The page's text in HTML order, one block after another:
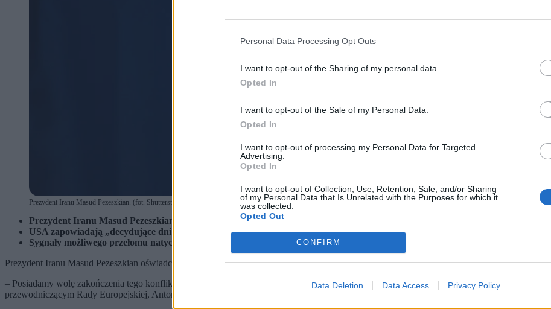
Personal Data Processing Opt Outs
I want to opt-out of the Sharing of my personal data.
Opted In
I want to opt-out of the Sale of my Personal Data.
Opted In
I want to opt-out of processing my Personal Data for Targeted
Advertising.
Opted In
I want to opt-out of Collection, Use, Retention, Sale, and/or Sharing
of my Personal Data that Is Unrelated with the Purposes for which it
was collected.
Opted Out
CONFIRM
Data Deletion Data Access Privacy Policy
Prezydent Iranu Masud Pezeszkian. (fot. Shutterstock)
Prezydent Iranu Masud Pezeszkian zadeklarował gotowość zakończenia wojny, ale uzależnił to od gwarancji bezpieczeństwa.
USA zapowiadają „decydujące dni”, nie wykluczając dalszej eskalacji konfliktu.
Sygnały możliwego przełomu natychmiast wpłynęły na rynki – ropa tanieje, a giełdy rosną.
Prezydent Iranu Masud Pezeszkian oświadczył, że
Teheran ma „niezbędną wolę”, by zakończyć trwający konflikt, jednak uzależnia to od
– Posiadamy wolę zakończenia tego konfliktu, pod warunkiem spełnienia niezbędnych warunków, zwłaszcza gwarancji zapobiegających
przewodniczącym Rady Europejskiej, Antonio Costą.